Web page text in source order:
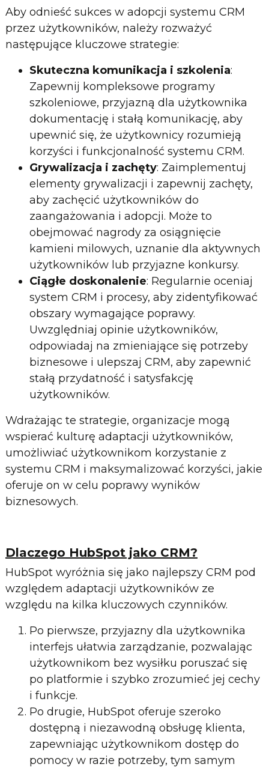
Aby odnieść sukces w adopcji systemu CRM
przez użytkowników, należy rozważyć
następujące kluczowe strategie:
Skuteczna komunikacja i szkolenia:
Zapewnij kompleksowe programy
szkoleniowe, przyjazną dla użytkownika
dokumentację i stałą komunikację, aby
upewnić się, że użytkownicy rozumieją
korzyści i funkcjonalność systemu CRM.
Grywalizacja i zachęty: Zaimplementuj
elementy grywalizacji i zapewnij zachęty,
aby zachęcić użytkowników do
zaangażowania i adopcji. Może to
obejmować nagrody za osiągnięcie
kamieni milowych, uznanie dla aktywnych
użytkowników lub przyjazne konkursy.
Ciągłe doskonalenie: Regularnie oceniaj
system CRM i procesy, aby zidentyfikować
obszary wymagające poprawy.
Uwzględniaj opinie użytkowników,
odpowiadaj na zmieniające się potrzeby
biznesowe i ulepszaj CRM, aby zapewnić
stałą przydatność i satysfakcję
użytkowników.
Wdrażając te strategie, organizacje mogą
wspierać kulturę adaptacji użytkowników,
umożliwiać użytkownikom korzystanie z
systemu CRM i maksymalizować korzyści, jakie
oferuje on w celu poprawy wyników
biznesowych.
Dlaczego HubSpot jako CRM?
HubSpot wyróżnia się jako najlepszy CRM pod
względem adaptacji użytkowników ze
względu na kilka kluczowych czynników.
Po pierwsze, przyjazny dla użytkownika
interfejs ułatwia zarządzanie, pozwalając
użytkownikom bez wysiłku poruszać się
po platformie i szybko zrozumieć jej cechy
i funkcje.
Po drugie, HubSpot oferuje szeroko
dostępną i niezawodną obsługę klienta,
zapewniając użytkownikom dostęp do
pomocy w razie potrzeby, tym samym